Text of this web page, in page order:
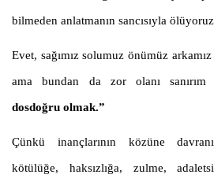
bilmeden anlatmanın sancısıyla
Evet, sağımız solumuz önümüz
ama bundan da zor olanı sanırım
dosdoğru olmak.”
Çünkü inançlarının közüne
kötülüğe, haksızlığa, zulme,